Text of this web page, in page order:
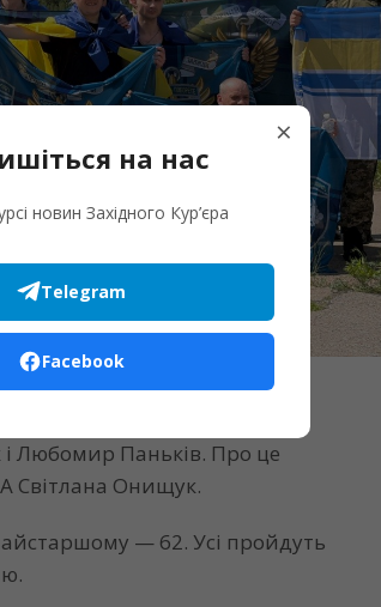
Прикарпаття: Мирон
Любомир Паньків. Про це
Світлана Онищук.
— 62. Усі пройдуть
×
на нас
новин Західного Кур’єра
Telegram
Facebook